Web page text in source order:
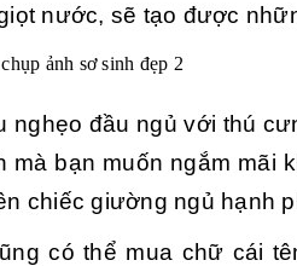
nước, sẽ tạo được
nghẹo đầu ngủ với thú
mà bạn muốn ngắm mãi
chiếc giường ngủ hạnh
có thể mua chữ cái